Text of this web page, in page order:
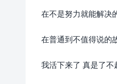
在不是努力就能解决
在普通到不值得说的
我活下来了 真是了不